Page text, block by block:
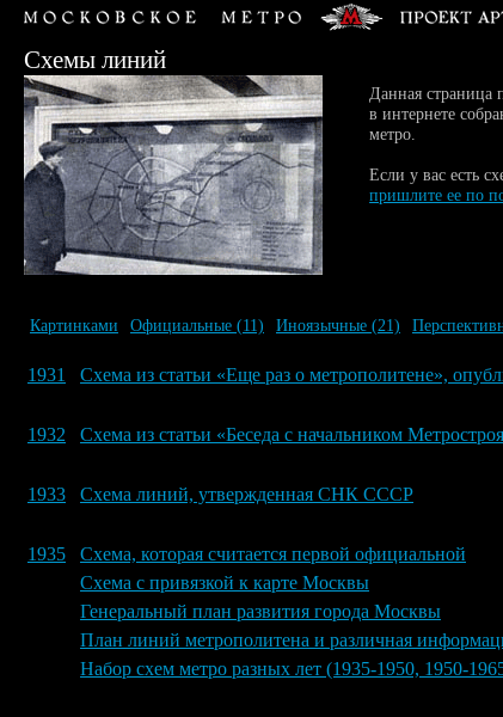
Схемы линий
Данная страница
в интернете
метро.
Если у вас есть
пришлите ее по
Картинками Официальные (11) Иноязычные (21)
1931 Схема из статьи «Еще раз о метрополитене»,
1932 Схема из статьи «Беседа с начальником
1933 Схема линий, утвержденная СНК СССР
1935
Схема, которая считается первой официальной
Схема с привязкой к карте Москвы
Генеральный план развития города Москвы
План линий метрополитена и различная
Набор схем метро разных лет (1935-1950, 1950-